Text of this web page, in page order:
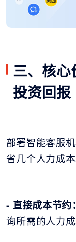
三、核心
投资回报
部署智能客服
省几个人力成
- 直接成本节约：
询所需的人力成